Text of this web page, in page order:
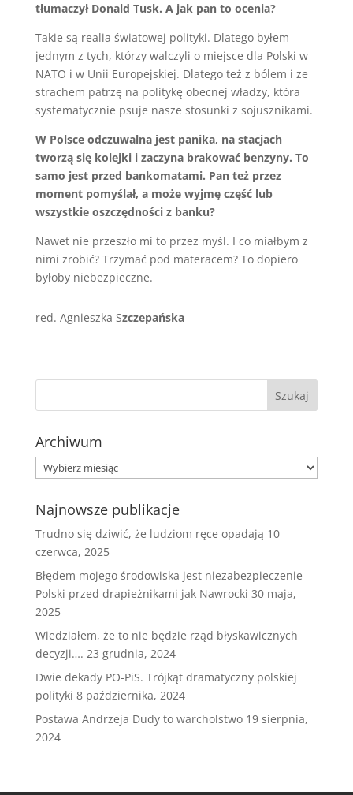
tłumaczył Donald Tusk. A jak pan to ocenia?
Takie są realia światowej polityki. Dlatego byłem
jednym z tych, którzy walczyli o miejsce dla Polski w
NATO i w Unii Europejskiej. Dlatego też z bólem i ze
strachem patrzę na politykę obecnej władzy, która
systematycznie psuje nasze stosunki z sojusznikami.
W Polsce odczuwalna jest panika, na stacjach
tworzą się kolejki i zaczyna brakować benzyny. To
samo jest przed bankomatami. Pan też przez
moment pomyślał, a może wyjmę część lub
wszystkie oszczędności z banku?
Nawet nie przeszło mi to przez myśl. I co miałbym z
nimi zrobić? Trzymać pod materacem? To dopiero
byłoby niebezpieczne.
red. Agnieszka Szczepańska
Archiwum
Archiwum
Najnowsze publikacje
Trudno się dziwić, że ludziom ręce opadają 10
czerwca, 2025
Błędem mojego środowiska jest niezabezpieczenie
Polski przed drapieżnikami jak Nawrocki 30 maja,
2025
Wiedziałem, że to nie będzie rząd błyskawicznych
decyzji…. 23 grudnia, 2024
Dwie dekady PO-PiS. Trójkąt dramatyczny polskiej
polityki 8 października, 2024
Postawa Andrzeja Dudy to warcholstwo 19 sierpnia,
2024